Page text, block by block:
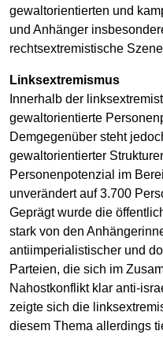
gewaltorientierten und
und Anhänger
rechtsextremistische
Linksextremismus
Innerhalb der
gewaltorientierte
Demgegenüber steht
gewaltorientierter
Personenpotenzial im
unverändert auf 3.700
Geprägt wurde die
stark von den
antiimperialistischer und
Parteien, die sich im
Nahostkonflikt klar anti-
zeigte sich die
diesem Thema allerdings